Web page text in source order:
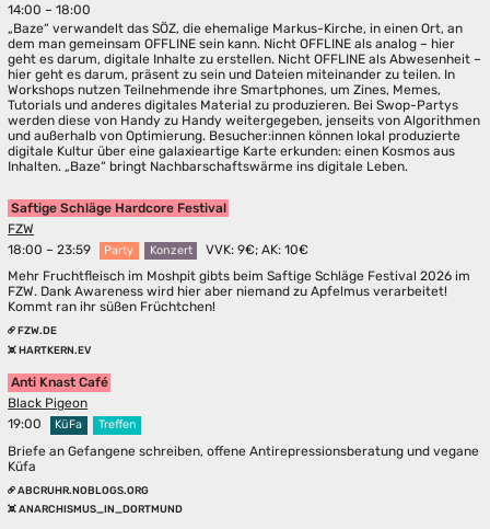
14:00 – 18:00
„Baze“ verwandelt das SÖZ, die ehemalige Markus-Kirche, in einen Ort, an
dem man gemeinsam OFFLINE sein kann. Nicht OFFLINE als analog – hier
geht es darum, digitale Inhalte zu erstellen. Nicht OFFLINE als Abwesenheit –
hier geht es darum, präsent zu sein und Dateien miteinander zu teilen. In
Workshops nutzen Teilnehmende ihre Smartphones, um Zines, Memes,
Tutorials und anderes digitales Material zu produzieren. Bei Swop-Partys
werden diese von Handy zu Handy weitergegeben, jenseits von Algorithmen
und außerhalb von Optimierung. Besucher:innen können lokal produzierte
digitale Kultur über eine galaxieartige Karte erkunden: einen Kosmos aus
Inhalten. „Baze“ bringt Nachbarschaftswärme ins digitale Leben.
Saftige Schläge Hardcore Festival
FZW
18:00 – 23:59
Party Konzert
VVK: 9€; AK: 10€
Mehr Fruchtfleisch im Moshpit gibts beim Saftige Schläge Festival 2026 im
FZW. Dank Awareness wird hier aber niemand zu Apfelmus verarbeitet!
Kommt ran ihr süßen Früchtchen!
FZW.DE
HARTKERN.EV
Anti Knast Café
Black Pigeon
19:00
KüFa Treffen
Briefe an Gefangene schreiben, offene Antirepressionsberatung und vegane
Küfa
ABCRUHR.NOBLOGS.ORG
ANARCHISMUS_IN_DORTMUND